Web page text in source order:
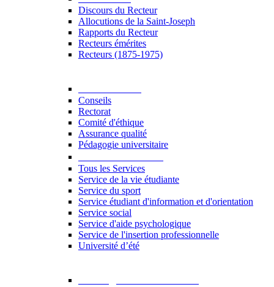
Discours du Recteur
Allocutions de la Saint-Joseph
Rapports du Recteur
Recteurs émérites
Recteurs (1875-1975)
Conseils
Rectorat
Comité d'éthique
Assurance qualité
Pédagogie universitaire
Tous les Services
Service de la vie étudiante
Service du sport
Service étudiant d'information et d'orientation
Service social
Service d'aide psychologique
Service de l'insertion professionnelle
Université d’été